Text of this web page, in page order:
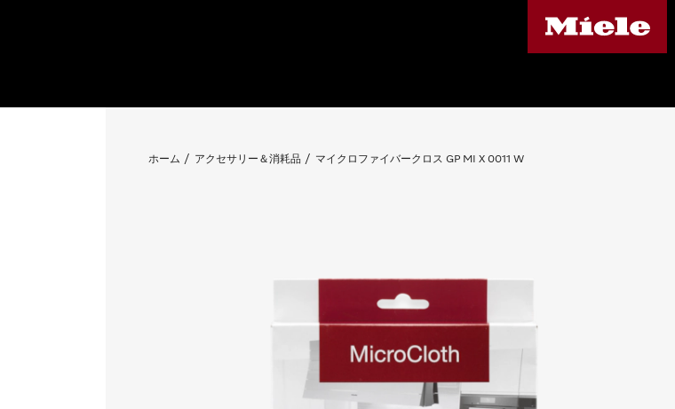
ホーム アクセサリー＆消耗品 マイクロファイバークロス GP MI X 0011 W